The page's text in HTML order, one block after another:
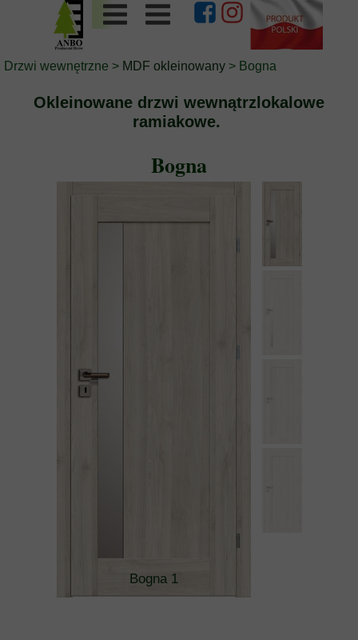
Drzwi wewnętrzne > MDF okleinowany > Bogna
Okleinowane drzwi wewnątrzlokalowe
ramiakowe.
Bogna
Bogna 1